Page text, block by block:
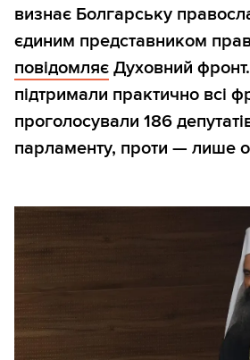
визнає Болгарську
єдиним представником
повідомляє Духовний
підтримали практично всі
проголосували 186
парламенту, проти — лише